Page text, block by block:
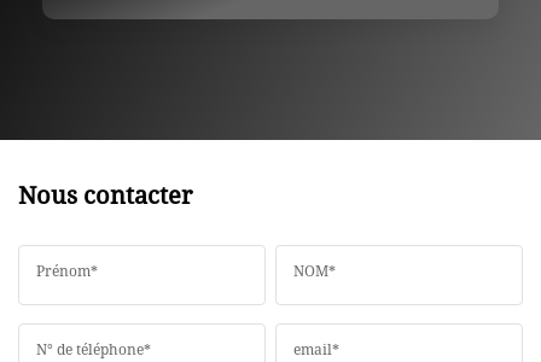
Nous contacter
Prénom* NOM*
N° de téléphone* email*